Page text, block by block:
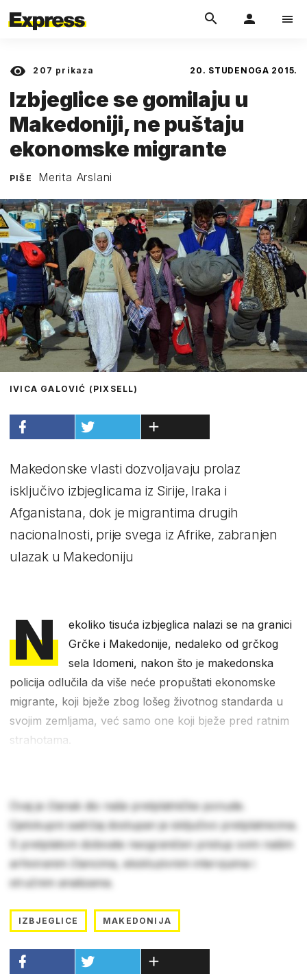
207 prikaza 20. STUDENOGA 2015.
Izbjeglice se gomilaju u
Makedoniji, ne puštaju
ekonomske migrante
PIŠE Merita Arslani
IVICA GALOVIĆ (PIXSELL)
Makedonske vlasti dozvoljavaju prolaz
isključivo izbjeglicama iz Sirije, Iraka i
Afganistana, dok je migrantima drugih
nacionalnosti, prije svega iz Afrike, zabranjen
ulazak u Makedoniju
N
ekoliko tisuća izbjeglica nalazi se na granici
Grčke i Makedonije, nedaleko od grčkog
sela Idomeni, nakon što je makedonska
policija odlučila da više neće propuštati ekonomske
migrante, koji bježe zbog lošeg životnog standarda u
svojim zemljama, već samo one koji bježe pred ratnim
strahotama.
Ovaj je članak dio naše pretplatničke ponude.
Cjelokupni sadržaj dostupan je isključivo pretplatnicima.
S pretplatom dobivate neograničen pristup svim našim
arhiviranim člancima, ekskluzivnim intervjuima i
stručnim analizama.
IZBJEGLICE MAKEDONIJA